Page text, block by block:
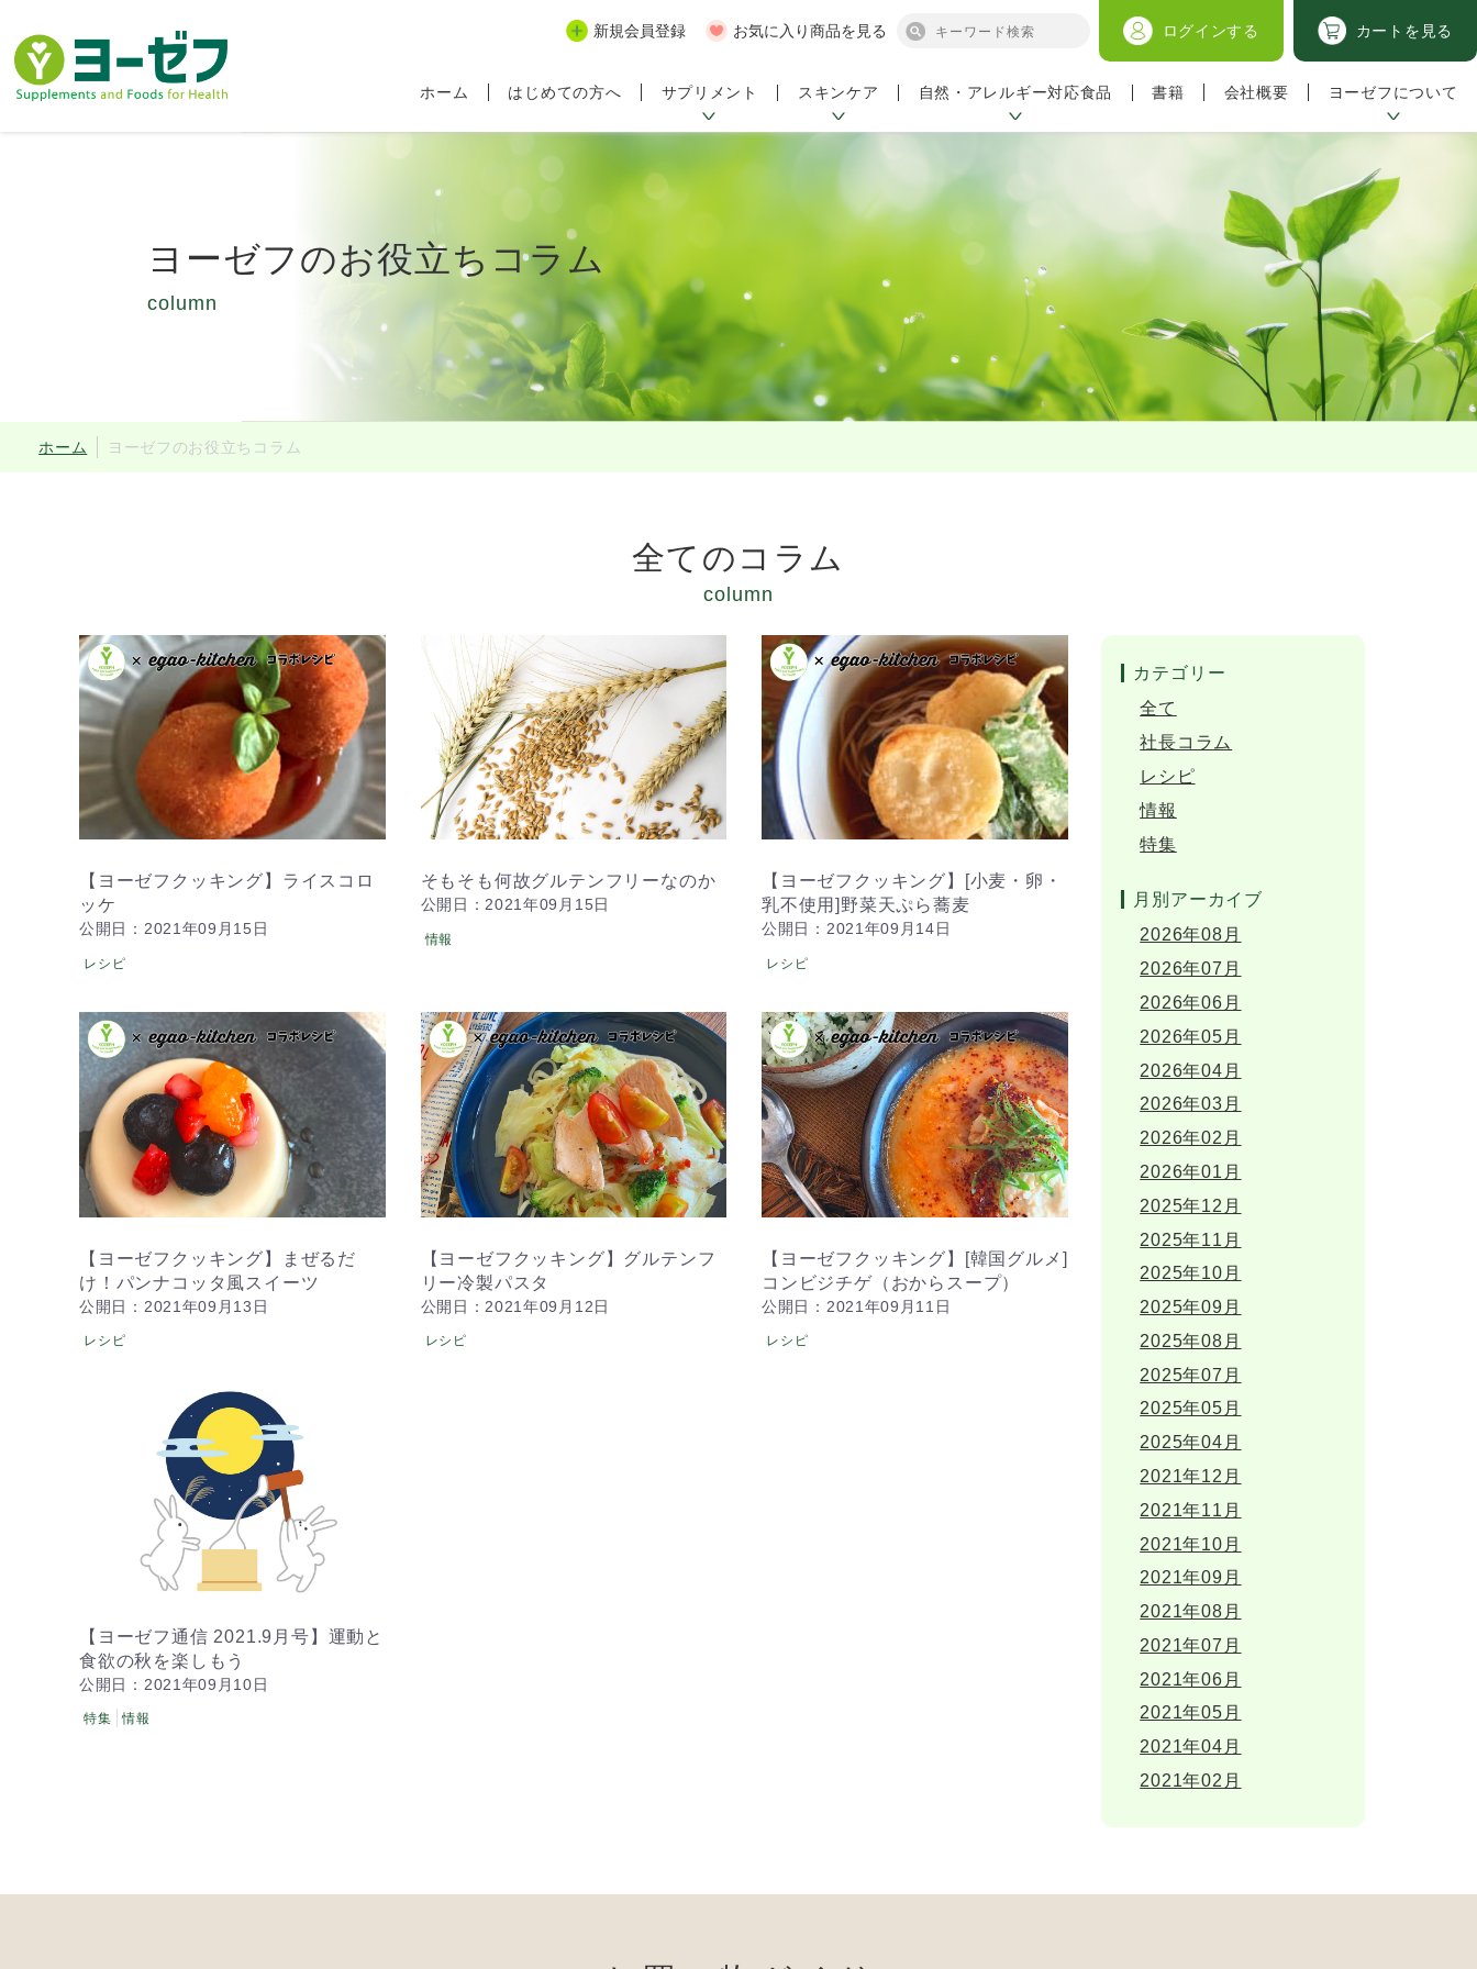
新規会員登録 お気に入り商品を見る ログインする カートを見る
ホーム はじめての方へ サプリメント スキンケア 自然・アレルギー対応食品 書籍 会社概要 ヨーゼフについて
ヨーゼフのお役立ちコラム
column
ホーム ヨーゼフのお役立ちコラム
全てのコラム
column
【ヨーゼフクッキング】ライスコロ
ッケ
公開日：2021年09月15日
レシピ
そもそも何故グルテンフリーなのか
公開日：2021年09月15日
情報
【ヨーゼフクッキング】[小麦・卵・
乳不使用]野菜天ぷら蕎麦
公開日：2021年09月14日
レシピ
【ヨーゼフクッキング】まぜるだ
け！パンナコッタ風スイーツ
公開日：2021年09月13日
レシピ
【ヨーゼフクッキング】グルテンフ
リー冷製パスタ
公開日：2021年09月12日
レシピ
【ヨーゼフクッキング】[韓国グルメ]
コンビジチゲ（おからスープ）
公開日：2021年09月11日
レシピ
【ヨーゼフ通信 2021.9月号】運動と
食欲の秋を楽しもう
公開日：2021年09月10日
特集 情報
カテゴリー
全て
社長コラム
レシピ
情報
特集
月別アーカイブ
2026年08月
2026年07月
2026年06月
2026年05月
2026年04月
2026年03月
2026年02月
2026年01月
2025年12月
2025年11月
2025年10月
2025年09月
2025年08月
2025年07月
2025年05月
2025年04月
2021年12月
2021年11月
2021年10月
2021年09月
2021年08月
2021年07月
2021年06月
2021年05月
2021年04月
2021年02月